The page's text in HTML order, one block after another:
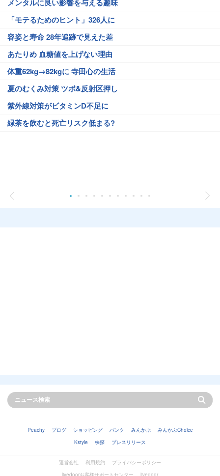
メンタルに良い影響を与える趣味
「モテるためのヒント」326人に
容姿と寿命 28年追跡で見えた差
あたりめ 血糖値を上げない理由
体重62kg→82kgに 寺田心の生活
夏のむくみ対策 ツボ&反射区押し
紫外線対策がビタミンD不足に
緑茶を飲むと死亡リスク低まる?
Peachy ブログ ショッピング バンク みんかぶ
みんかぶChoice
Kstyle
株探 プレスリリース
運営会社 利用規約
プライバシーポリシー
livedoorお客様サポートセンター
livedoor